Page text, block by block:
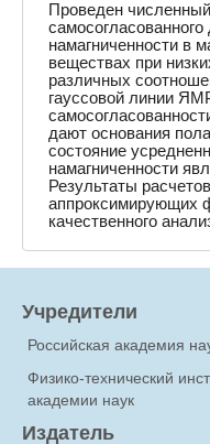
Проведен
намагниченности в
веществах при
различных
гауссовой линии
дают основания
состояние
намагниченности
Результаты
аппроксимирующих
качественного
Учредители
Российская академия
Физико-технический
академии наук
Издатель